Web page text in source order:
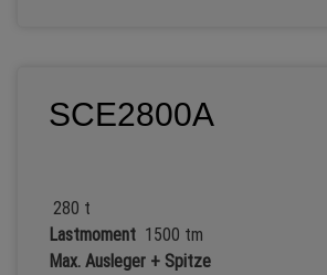
SCE2800A
280 t
Lastmoment 1500 tm
Max. Ausleger + Spitze